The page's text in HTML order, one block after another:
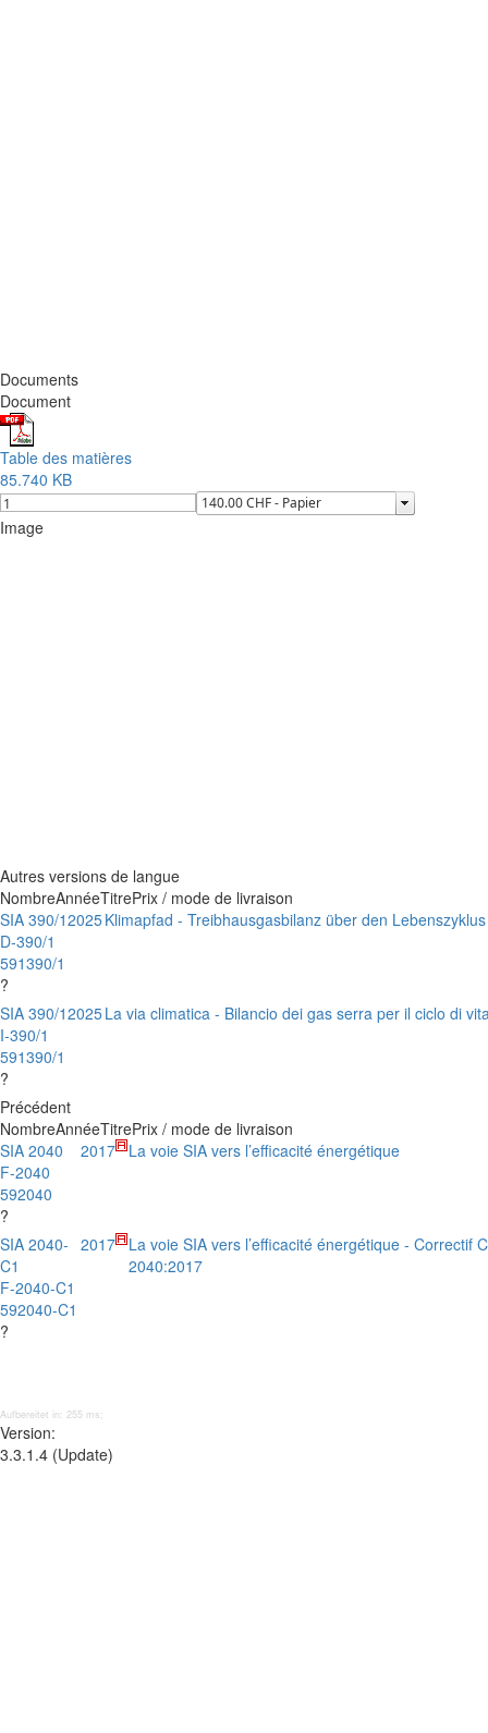
Documents
Document
Table des matières
85.740 KB
Image
Autres versions de langue
NombreAnnéeTitrePrix / mode de livraison
SIA 390/1
D-390/1
591390/1
?
2025Klimapfad - Treibhausgasbilanz über den
SIA 390/1
I-390/1
591390/1
?
2025La via climatica - Bilancio dei gas serra per il ciclo di
Précédent
NombreAnnéeTitrePrix / mode de livraison
SIA 2040
F-2040
592040
?
2017 La voie SIA vers l’efficacité énergétique
SIA 2040-
C1
F-2040-C1
592040-C1
?
2017
La voie SIA vers l’efficacité énergétique - Correctif
2040:2017
Aufbereitet in: 255 ms;
Version:
3.3.1.4 (Update)